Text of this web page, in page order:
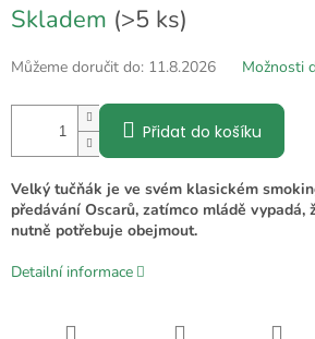
cena:
Skladem (>5 ks)
Můžeme doručit do: 11.8.2026 Možnosti
Přidat do košíku
Velký tučňák je ve svém klasickém
předávání Oscarů, zatímco mládě vypadá,
nutně potřebuje obejmout.
Detailní informace